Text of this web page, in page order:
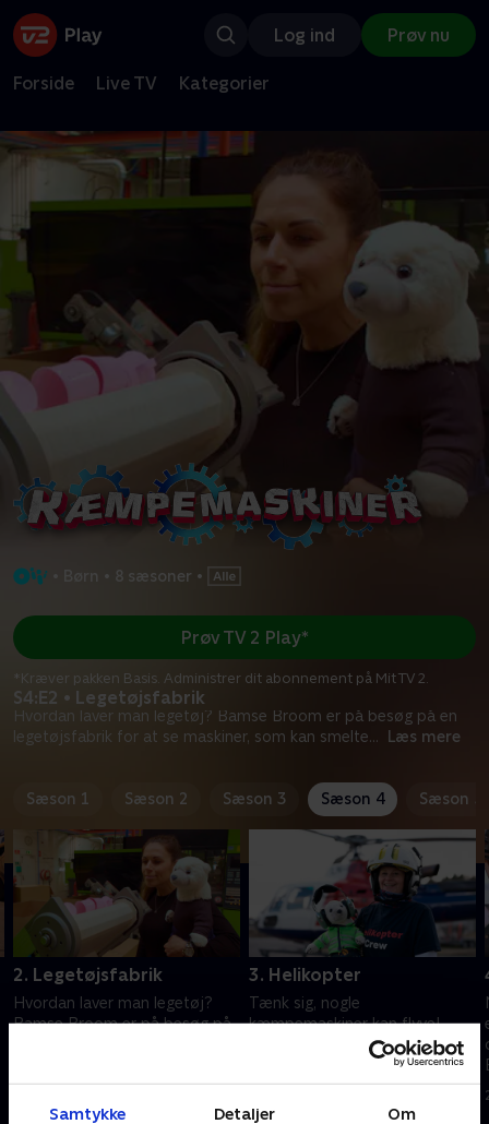
Samtykke Detaljer Om
Log ind Prøv nu
Forside Live TV Kategorier
Børn • 8 sæsoner •
S4:E2 • Legetøjsfabrik
Hvordan laver man legetøj? Bamse Broom er på besøg på en
legetøjsfabrik for at se maskiner, som kan smelte... Læs mere
Prøv TV 2 Play*
*Kræver pakken Basis. Administrer dit abonnement på Mit TV 2.
Sæson 1 Sæson 2 Sæson 3 Sæson 4 Sæson 5
2. Legetøjsfabrik
Hvordan laver man legetøj?
Bamse Broom er på besøg på
forme plastik, så det bliver til
helt nyt legetøj.
3. Helikopter
Tænk sig, nogle
kæmpemaskiner kan flyve!
Bamse Broom ser, hvordan en
helikopter fungerer og hjælper
piloten Mette med at løfte ting
fra bakken.